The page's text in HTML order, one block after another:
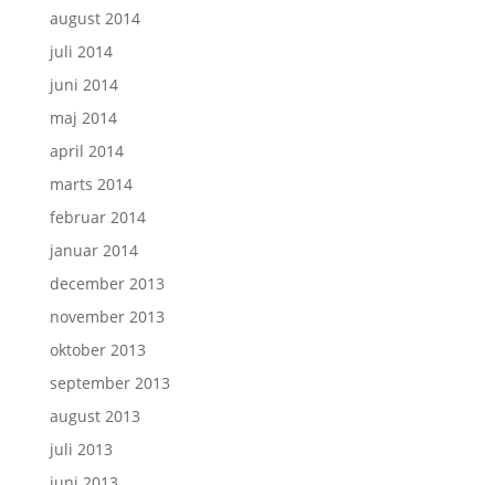
august 2014
juli 2014
juni 2014
maj 2014
april 2014
marts 2014
februar 2014
januar 2014
december 2013
november 2013
oktober 2013
september 2013
august 2013
juli 2013